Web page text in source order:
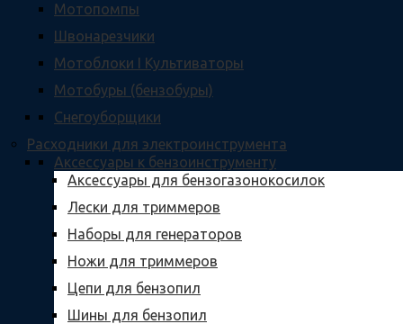
Мотопомпы
Швонарезчики
Мотоблоки I Культиваторы
Мотобуры (бензобуры)
Снегоуборщики
Расходники для электроинструмента
Аксессуары к бензоинструменту
Аксессуары для бензогазонокосилок
Лески для триммеров
Наборы для генераторов
Ножи для триммеров
Цепи для бензопил
Шины для бензопил